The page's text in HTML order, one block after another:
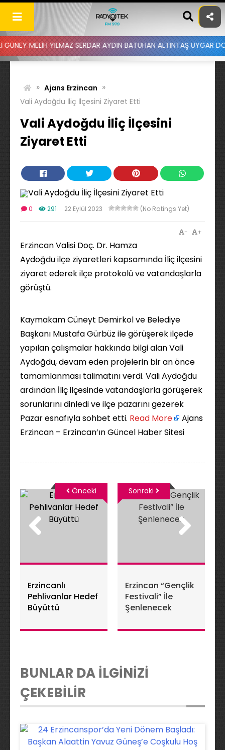
Skip
content
YILMAZ SERDAR AYDIN BATUHAN ALTINTAŞ UYGAR DOĞANAY -
» Ajans Erzincan »
Vali Aydoğdu İliç İlçesini Ziyaret Etti
Vali Aydoğdu İliç İlçesini
Ziyaret Etti
0 291 22 Eylül 2023 (No Ratings Yet)
+
-
Erzincan Valisi Doç. Dr. Hamza
Aydoğdu ilçe ziyaretleri kapsamında İliç ilçesini
ziyaret ederek ilçe protokolü ve vatandaşlarla
görüştü.
Kaymakam Cüneyt Demirkol ve Belediye
Başkanı Mustafa Gürbüz ile görüşerek ilçede
yapılan çalışmalar hakkında bilgi alan Vali
Aydoğdu, devam eden projelerin bir an önce
tamamlanması talimatını verdi. Vali Aydoğdu
ardından İliç ilçesinde vatandaşlarla görüşerek
sorunlarını dinledi ve ilçe pazarını gezerek
Pazar esnafıyla sohbet etti. ​ Read More
Ajans
Erzincan – Erzincan’ın Güncel Haber Sitesi
Erzincanlı
Pehlivanlar Hedef
Büyüttü
Önceki
Erzincan “Gençlik
Festivali” İle
Şenlenecek
Sonraki
BUNLAR DA İLGİNİZİ
ÇEKEBİLİR